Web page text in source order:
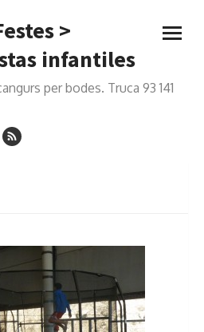
>
infantiles
per bodes. Truca 93 141
abrir